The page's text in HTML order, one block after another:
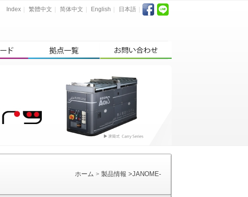
Index 繁體中文 简体中文 English 日本語
ホーム > 製品情報 >JANOME-